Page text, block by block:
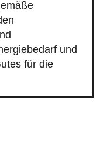
und
für die